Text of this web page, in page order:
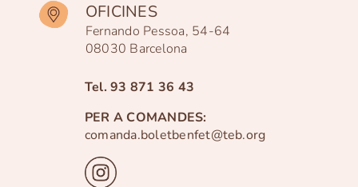
OFICINES
Fernando Pessoa, 54-64
08030 Barcelona
Tel.93 871 36 43
PER A COMANDES:
comanda.boletbenfet@teb.org